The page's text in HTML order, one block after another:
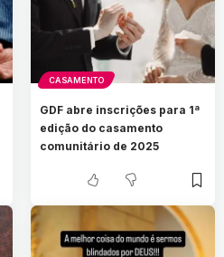
CASAMENTO
GDF abre inscrições para 1ª
edição do casamento
comunitário de 2025